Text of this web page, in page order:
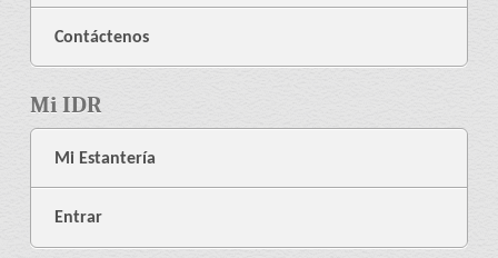
Contáctenos
Mi IDR
Mi Estantería
Entrar